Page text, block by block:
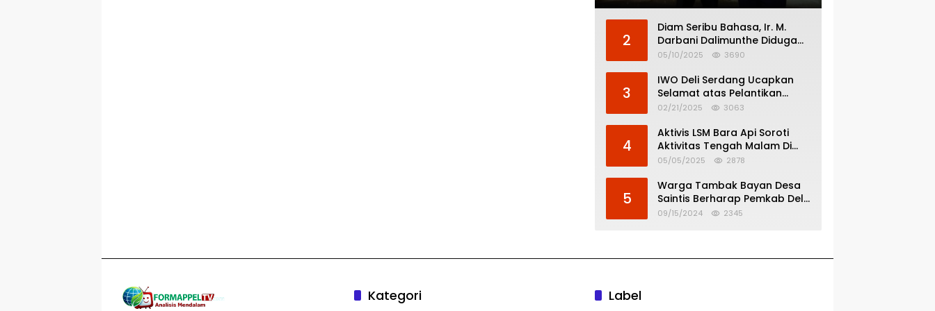
2
Diam Seribu Bahasa, Ir. M.
Darbani Dalimunthe Diduga
Menghindar dari
05/10/2025 3690
3
IWO Deli Serdang Ucapkan
Selamat atas Pelantikan
Bupati dan Wakil Bupati Deli
02/21/2025 3063
4
Aktivis LSM Bara Api Soroti
Aktivitas Tengah Malam Di
SPBU 14.213.228 Bandar Tinggi
05/05/2025 2878
5
Warga Tambak Bayan Desa
Saintis Berharap Pemkab Deli
Serdang Atasi Banjir
09/15/2024 2345
Kategori Label